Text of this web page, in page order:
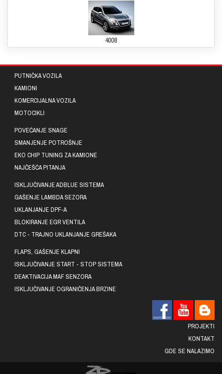
4008
PUTNIČKA VOZILA
KAMIONI
KOMERCIJALNA VOZILA
MOTOCIKLI
POVEĆANJE SNAGE
SMANJENJE POTROŠNJE
EKO CHIP TUNING ZA KAMIONE
NAJČEŠĆA PITANJA
ISKLJUČIVANJE ADBLUE SISTEMA
GAŠENJE LAMBDA SEZORA
UKLANJANJE DPF-A
BLOKIRANJE EGR VENTILA
DTC - TRAJNO UKLANJANJE GREŠAKA
FLAPS, GAŠENJE KLAPNI
ISKLJUČIVANJE START - STOP SISTEMA
DEAKTIVACIJA MAF SENZORA
ISKLJUČIVANJE OGRANIČENJA BRZINE
PROJEKTI
KONTAKT
GDE SE NALAZIMO